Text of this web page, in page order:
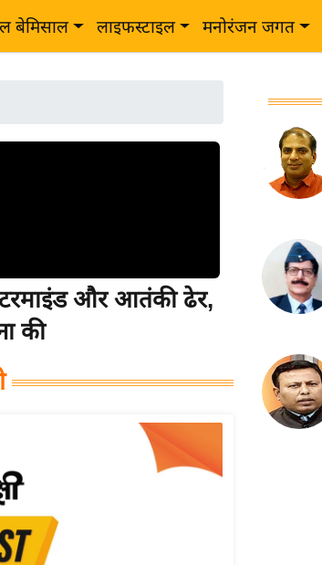
बेमिसाल लाइफस्टाइल मनोरंजन जगत
और आतंकी ढेर,
की